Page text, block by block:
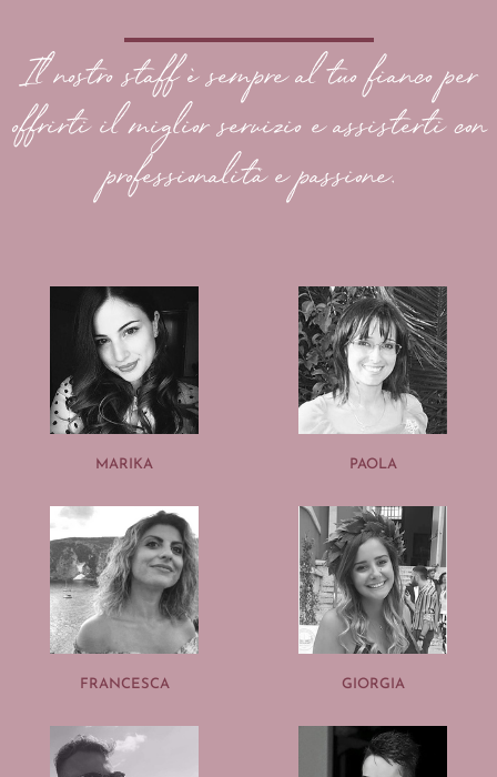
Il nostro staff è sempre al tuo fianco per
offrirti il miglior servizio e assisterti con
professionalità e passione.
MARIKA PAOLA
FRANCESCA GIORGIA